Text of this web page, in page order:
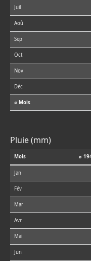
Juil
Aoû
Sep
Oct
Nov
Déc
⌀ Mois
Pluie (mm)
Mois ⌀
Jan
Fév
Mar
Avr
Mai
Jun